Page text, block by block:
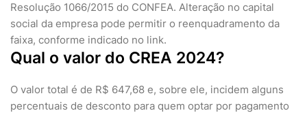
Resolução 1066/2015 do CONFEA. Alteração no capital
social da empresa pode permitir o reenquadramento da
faixa, conforme indicado no link.
Qual o valor do CREA 2024?
O valor total é de R$ 647,68 e, sobre ele, incidem alguns
percentuais de desconto para quem optar por pagamento